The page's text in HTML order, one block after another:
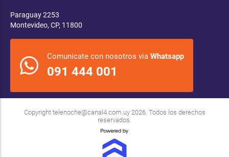
Paraguay 2253
Montevideo, CP, 11800
Comunicate con nosotros via Whatsapp
091 444 001
Copyright telenoche@canal4.com.uy2026. Todos los derechos
reservados.